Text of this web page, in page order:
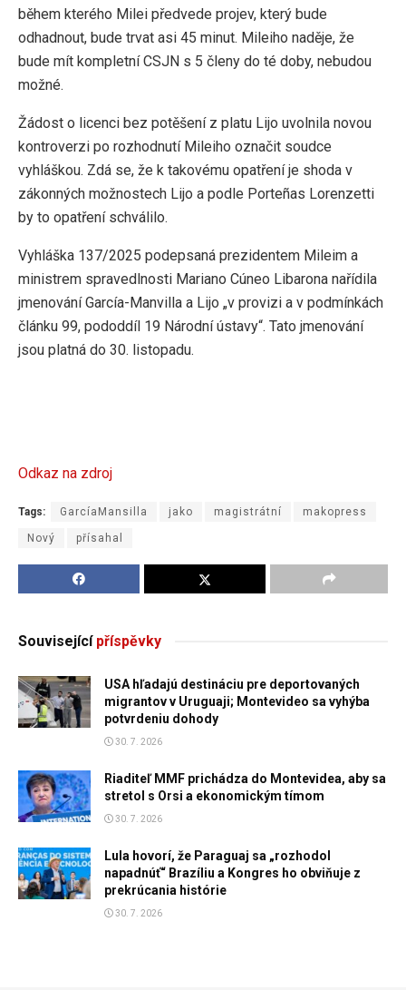
během kterého Milei předvede projev, který bude
odhadnout, bude trvat asi 45 minut. Mileiho naděje, že
bude mít kompletní CSJN s 5 členy do té doby, nebudou
možné.
Žádost o licenci bez potěšení z platu Lijo uvolnila novou
kontroverzi po rozhodnutí Mileiho označit soudce
vyhláškou. Zdá se, že k takovému opatření je shoda v
zákonných možnostech Lijo a podle Porteñas Lorenzetti
by to opatření schválilo.
Vyhláška 137/2025 podepsaná prezidentem Mileim a
ministrem spravedlnosti Mariano Cúneo Libarona nařídila
jmenování García-Manvilla a Lijo „v provizi a v podmínkách
článku 99, pododdíl 19 Národní ústavy“. Tato jmenování
jsou platná do 30. listopadu.
Odkaz na zdroj
Tags: GarcíaMansilla jako magistrátní makopress
Nový přísahal
Souvisejícípříspěvky
USA hľadajú destináciu pre deportovaných
migrantov v Uruguaji; Montevideo sa vyhýba
potvrdeniu dohody
30. 7. 2026
Riaditeľ MMF prichádza do Montevidea, aby sa
stretol s Orsi a ekonomickým tímom
30. 7. 2026
Lula hovorí, že Paraguaj sa „rozhodol
napadnúť“ Brazíliu a Kongres ho obviňuje z
prekrúcania histórie
30. 7. 2026